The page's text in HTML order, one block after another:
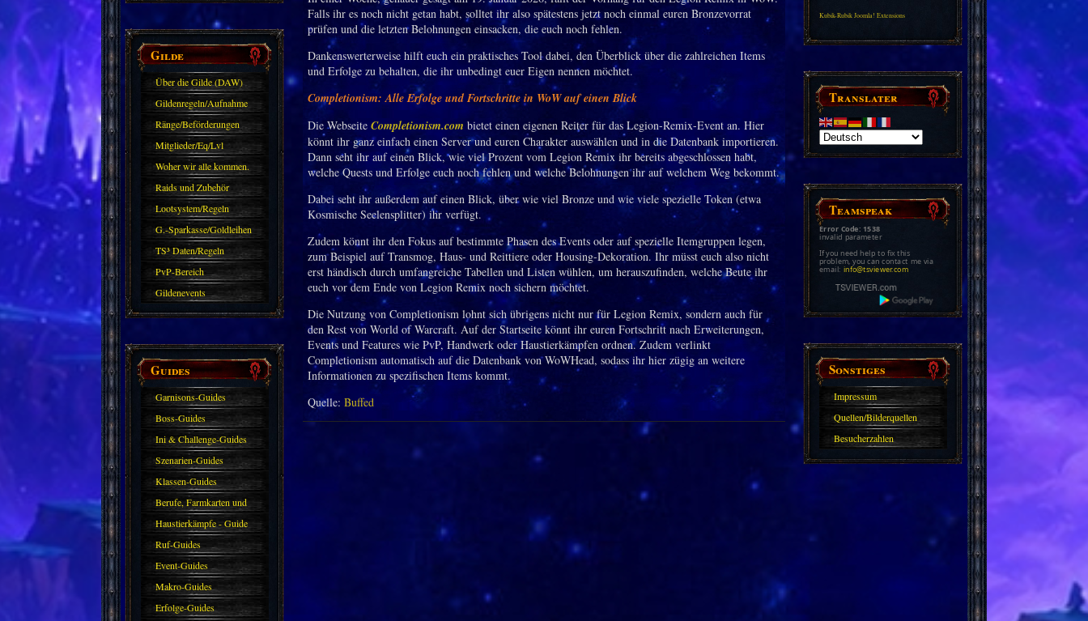
Gilde
Über die Gilde (DAW)
Gildenregeln/Aufnahme
Ränge/Beförderungen
Mitglieder/Eq/Lvl
Woher wir alle kommen.
Raids und Zubehör
Lootsystem/Regeln
G.-Sparkasse/Goldleihen
TS³ Daten/Regeln
PvP-Bereich
Gildenevents
Guides
Garnisons-Guides
Boss-Guides
Ini & Challenge-Guides
Szenarien-Guides
Klassen-Guides
Berufe, Farmkarten und
Haustiere
Haustierkämpfe - Guide
Ruf-Guides
Event-Guides
Makro-Guides
Erfolge-Guides
Kubik-Rubik Joomla! Extensions
Translater
Teamspeak
Error Code: 1538
invalid parameter
If you need help to fix this
problem, you can contact me via
email: info@tsviewer.com
Sonstiges
Impressum
Quellen/Bilderquellen
Besucherzahlen
Falls ihr es noch nicht getan habt, solltet ihr also spätestens jetzt noch einmal euren Bronzevorrat
prüfen und die letzten Belohnungen einsacken, die euch noch fehlen.
Dankenswerterweise hilft euch ein praktisches Tool dabei, den Überblick über die zahlreichen Items
und Erfolge zu behalten, die ihr unbedingt euer Eigen nennen möchtet.
Completionism: Alle Erfolge und Fortschritte in WoW auf einen Blick
Die Webseite Completionism.com bietet einen eigenen Reiter für das Legion-Remix-Event an. Hier
könnt ihr ganz einfach einen Server und euren Charakter auswählen und in die Datenbank importieren.
Dann seht ihr auf einen Blick, wie viel Prozent vom Legion Remix ihr bereits abgeschlossen habt,
welche Quests und Erfolge euch noch fehlen und welche Belohnungen ihr auf welchem Weg bekommt.
Dabei seht ihr außerdem auf einen Blick, über wie viel Bronze und wie viele spezielle Token (etwa
Kosmische Seelensplitter) ihr verfügt.
Zudem könnt ihr den Fokus auf bestimmte Phasen des Events oder auf spezielle Itemgruppen legen,
zum Beispiel auf Transmog, Haus- und Reittiere oder Housing-Dekoration. Ihr müsst euch also nicht
erst händisch durch umfangreiche Tabellen und Listen wühlen, um herauszufinden, welche Beute ihr
euch vor dem Ende von Legion Remix noch sichern möchtet.
Die Nutzung von Completionism lohnt sich übrigens nicht nur für Legion Remix, sondern auch für
den Rest von World of Warcraft. Auf der Startseite könnt ihr euren Fortschritt nach Erweiterungen,
Events und Features wie PvP, Handwerk oder Haustierkämpfen ordnen. Zudem verlinkt
Completionism automatisch auf die Datenbank von WoWHead, sodass ihr hier zügig an weitere
Informationen zu spezifischen Items kommt.
Quelle: Buffed